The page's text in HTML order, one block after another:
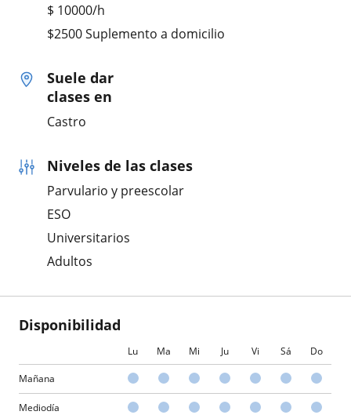
$ 10000/h
$2500 Suplemento a domicilio
Suele dar
clases en
Castro
Niveles de las clases
Parvulario y preescolar
ESO
Universitarios
Adultos
Disponibilidad
Lu Ma Mi Ju Vi Sá Do
Mañana
Mediodía